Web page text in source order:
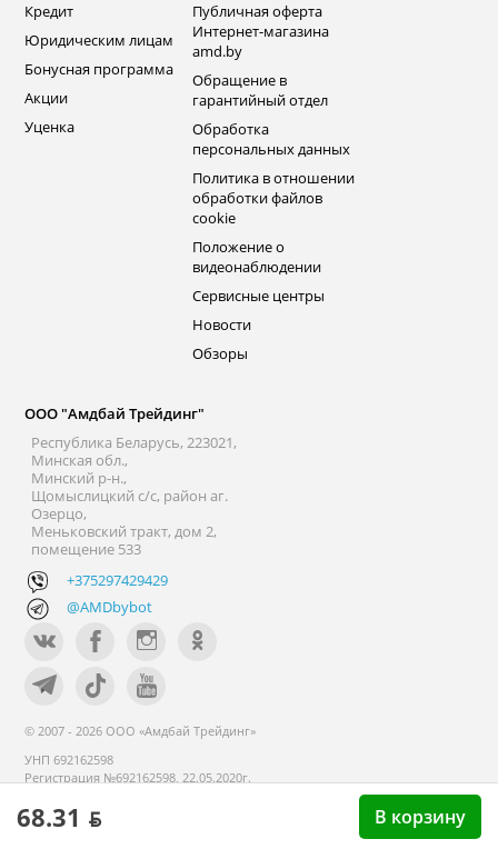
68.31 ƃ В корзину
Кредит
Юридическим лицам
Бонусная программа
Акции
Уценка
Публичная оферта
Интернет-магазина
amd.by
Обращение в
гарантийный отдел
Обработка
персональных данных
Политика в отношении
обработки файлов
cookie
Положение о
видеонаблюдении
Сервисные центры
Новости
Обзоры
ООО "Амдбай Трейдинг"
Республика Беларусь, 223021,
Минская обл.,
Минский р-н.,
Щомыслицкий с/с, район аг.
Озерцо,
Меньковский тракт, дом 2,
помещение 533
+375297429429
@AMDbybot
© 2007 - 2026 ООО «Амдбай Трейдинг»
УНП 692162598
Регистрация №692162598, 22.05.2020г.
реестре с 14 сентября 2020г.